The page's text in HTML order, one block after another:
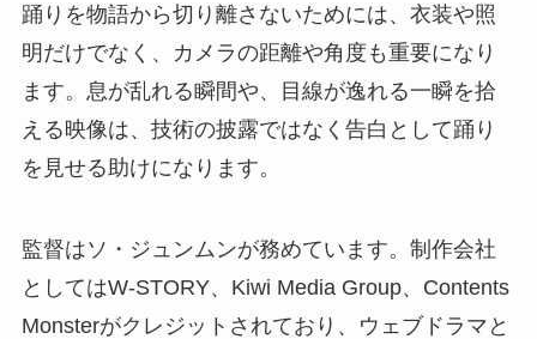
踊りを物語から切り離さないためには、衣装や照
明だけでなく、カメラの距離や角度も重要になり
ます。息が乱れる瞬間や、目線が逸れる一瞬を拾
える映像は、技術の披露ではなく告白として踊り
を見せる助けになります。
監督はソ・ジュンムンが務めています。制作会社
としてはW-STORY、Kiwi Media Group、Contents
Monsterがクレジットされており、ウェブドラマと